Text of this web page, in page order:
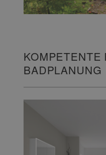
KOMPETENTE
BADPLANUNG